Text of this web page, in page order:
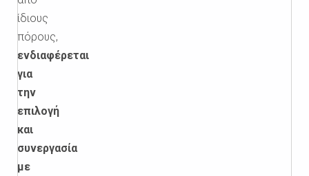
ίδιους
πόρους,
ενδιαφέρεται
για
την
επιλογή
και
συνεργασία
με